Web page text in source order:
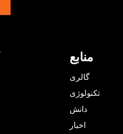
منابع
گالری
تکنولوژی
دانش
اخبار